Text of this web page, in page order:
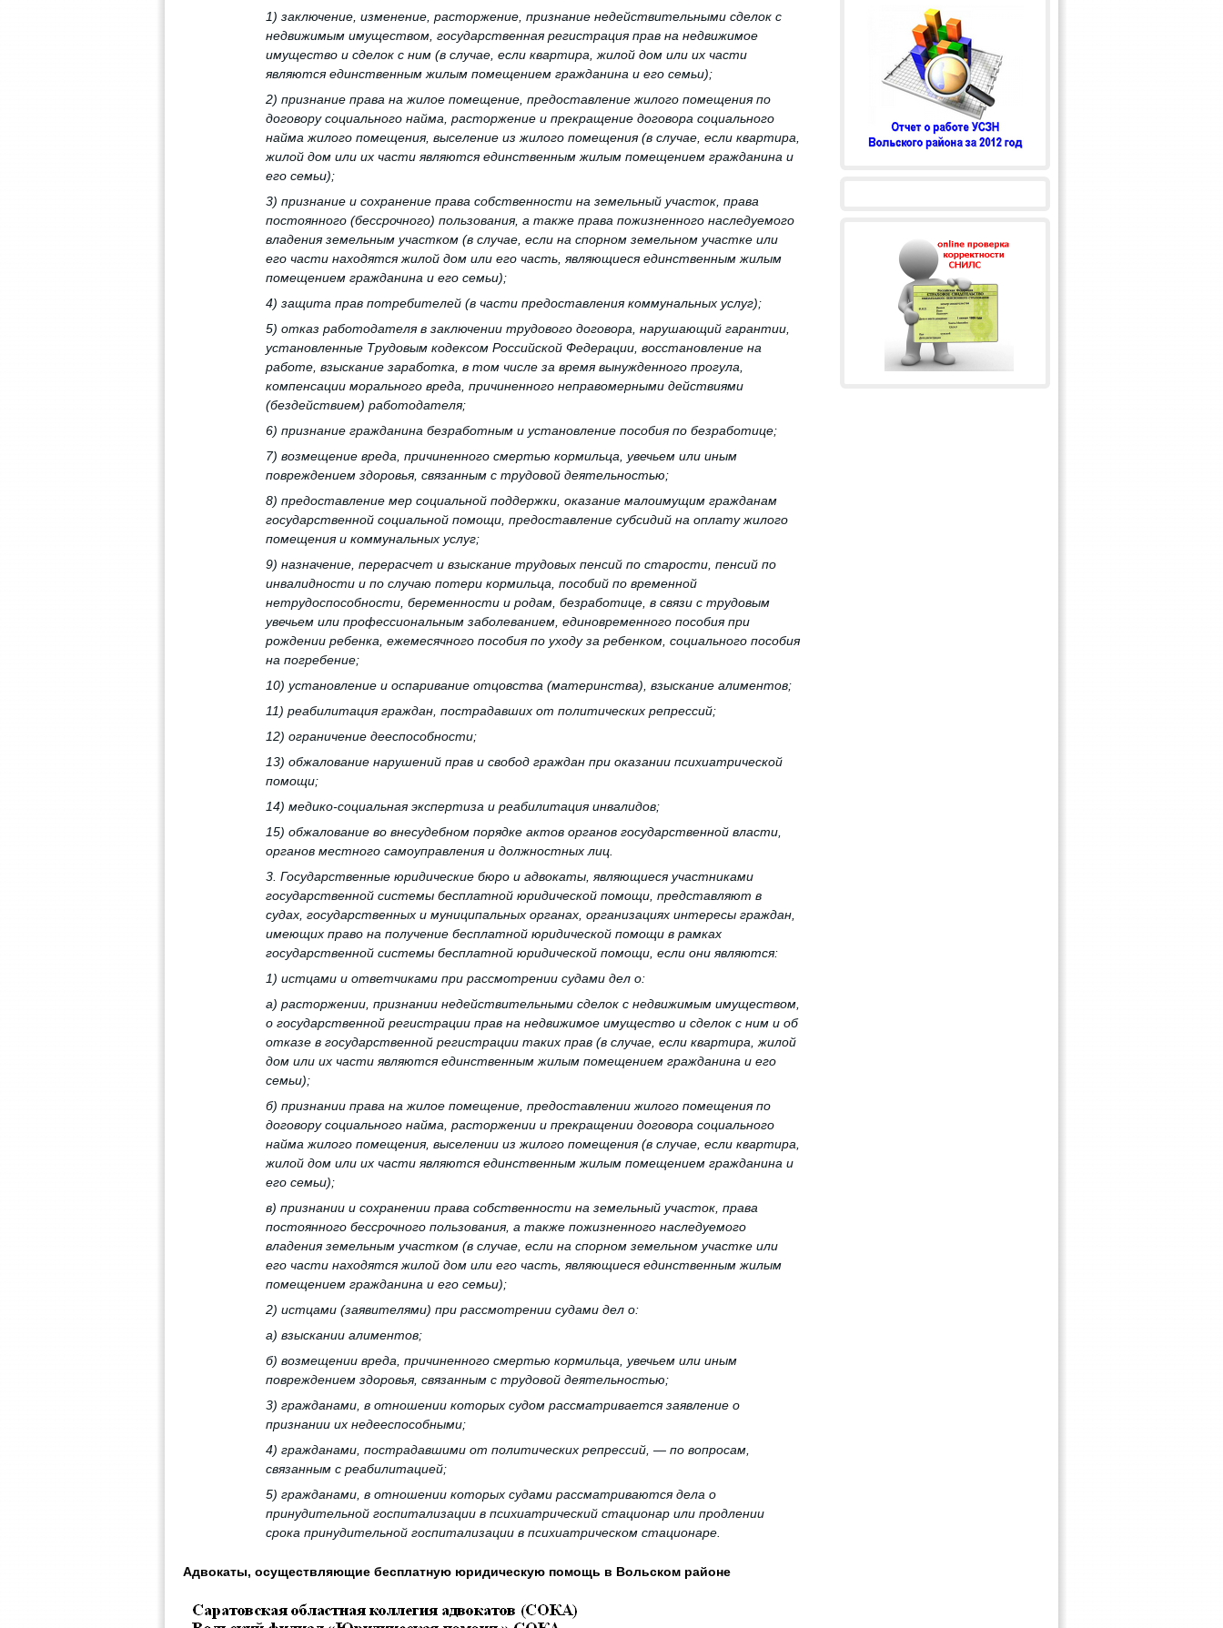
1) заключение, изменение, расторжение, признание недействительными сделок с
недвижимым имуществом, государственная регистрация прав на недвижимое
имущество и сделок с ним (в случае, если квартира, жилой дом или их части
являются единственным жилым помещением гражданина и его семьи);
2) признание права на жилое помещение, предоставление жилого помещения по
договору социального найма, расторжение и прекращение договора социального
найма жилого помещения, выселение из жилого помещения (в случае, если квартира,
жилой дом или их части являются единственным жилым помещением гражданина и
его семьи);
3) признание и сохранение права собственности на земельный участок, права
постоянного (бессрочного) пользования, а также права пожизненного наследуемого
владения земельным участком (в случае, если на спорном земельном участке или
его части находятся жилой дом или его часть, являющиеся единственным жилым
помещением гражданина и его семьи);
4) защита прав потребителей (в части предоставления коммунальных услуг);
5) отказ работодателя в заключении трудового договора, нарушающий гарантии,
установленные Трудовым кодексом Российской Федерации, восстановление на
работе, взыскание заработка, в том числе за время вынужденного прогула,
компенсации морального вреда, причиненного неправомерными действиями
(бездействием) работодателя;
6) признание гражданина безработным и установление пособия по безработице;
7) возмещение вреда, причиненного смертью кормильца, увечьем или иным
повреждением здоровья, связанным с трудовой деятельностью;
8) предоставление мер социальной поддержки, оказание малоимущим гражданам
государственной социальной помощи, предоставление субсидий на оплату жилого
помещения и коммунальных услуг;
9) назначение, перерасчет и взыскание трудовых пенсий по старости, пенсий по
инвалидности и по случаю потери кормильца, пособий по временной
нетрудоспособности, беременности и родам, безработице, в связи с трудовым
увечьем или профессиональным заболеванием, единовременного пособия при
рождении ребенка, ежемесячного пособия по уходу за ребенком, социального пособия
на погребение;
10) установление и оспаривание отцовства (материнства), взыскание алиментов;
11) реабилитация граждан, пострадавших от политических репрессий;
12) ограничение дееспособности;
13) обжалование нарушений прав и свобод граждан при оказании психиатрической
помощи;
14) медико-социальная экспертиза и реабилитация инвалидов;
15) обжалование во внесудебном порядке актов органов государственной власти,
органов местного самоуправления и должностных лиц.
3. Государственные юридические бюро и адвокаты, являющиеся участниками
государственной системы бесплатной юридической помощи, представляют в
судах, государственных и муниципальных органах, организациях интересы граждан,
имеющих право на получение бесплатной юридической помощи в рамках
государственной системы бесплатной юридической помощи, если они являются:
1) истцами и ответчиками при рассмотрении судами дел о:
а) расторжении, признании недействительными сделок с недвижимым имуществом,
о государственной регистрации прав на недвижимое имущество и сделок с ним и об
отказе в государственной регистрации таких прав (в случае, если квартира, жилой
дом или их части являются единственным жилым помещением гражданина и его
семьи);
б) признании права на жилое помещение, предоставлении жилого помещения по
договору социального найма, расторжении и прекращении договора социального
найма жилого помещения, выселении из жилого помещения (в случае, если квартира,
жилой дом или их части являются единственным жилым помещением гражданина и
его семьи);
в) признании и сохранении права собственности на земельный участок, права
постоянного бессрочного пользования, а также пожизненного наследуемого
владения земельным участком (в случае, если на спорном земельном участке или
его части находятся жилой дом или его часть, являющиеся единственным жилым
помещением гражданина и его семьи);
2) истцами (заявителями) при рассмотрении судами дел о:
а) взыскании алиментов;
б) возмещении вреда, причиненного смертью кормильца, увечьем или иным
повреждением здоровья, связанным с трудовой деятельностью;
3) гражданами, в отношении которых судом рассматривается заявление о
признании их недееспособными;
4) гражданами, пострадавшими от политических репрессий, — по вопросам,
связанным с реабилитацией;
5) гражданами, в отношении которых судами рассматриваются дела о
принудительной госпитализации в психиатрический стационар или продлении
срока принудительной госпитализации в психиатрическом стационаре.
Адвокаты, осуществляющие бесплатную юридическую помощь в Вольском районе